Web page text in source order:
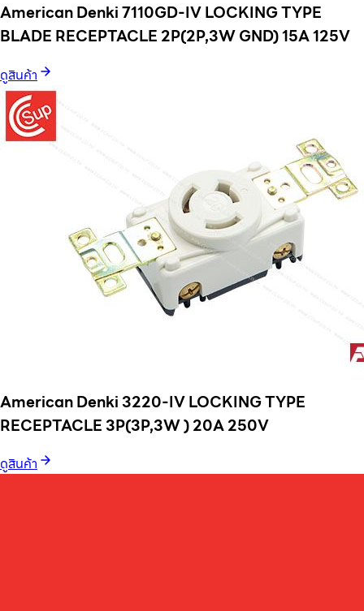
American Denki 7110GD-IV LOCKING TYPE
BLADE RECEPTACLE 2P(2P,3W GND) 15A 125V
ดูสินค้า
American Denki 3220-IV LOCKING TYPE
RECEPTACLE 3P(3P,3W ) 20A 250V
ดูสินค้า